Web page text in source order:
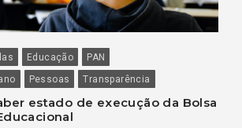
Educação
PAN
Pessoas Transparência
estado de execução da Bolsa